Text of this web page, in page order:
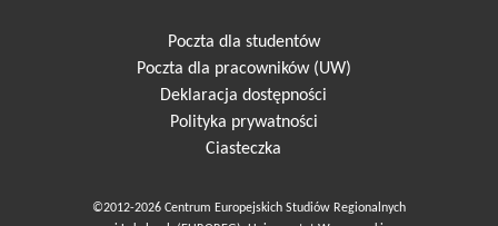
Poczta dla studentów
Poczta dla pracowników (UW)
Deklaracja dostępności
Polityka prywatności
Ciasteczka
©2012-2026 Centrum Europejskich Studiów Regionalnych